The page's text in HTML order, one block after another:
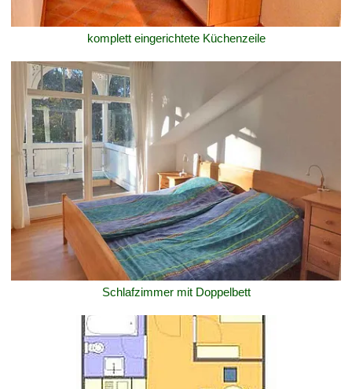
komplett eingerichtete Küchenzeile
Schlafzimmer mit Doppelbett